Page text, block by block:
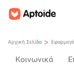
Αρχική Σελίδα >
Κοινωνικά